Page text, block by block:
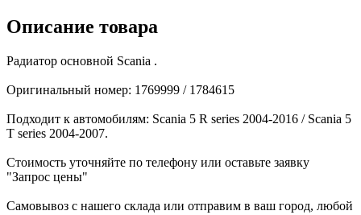
Описание товара
Радиатор основной Scania .
Оригинальный номер: 1769999 / 1784615
Подходит к автомобилям: Scania 5 R series 2004-2016 / Scania 5
T series 2004-2007.
Стоимость уточняйте по телефону или оставьте заявку
"Запрос цены"
Самовывоз с нашего склада или отправим в ваш город, любой